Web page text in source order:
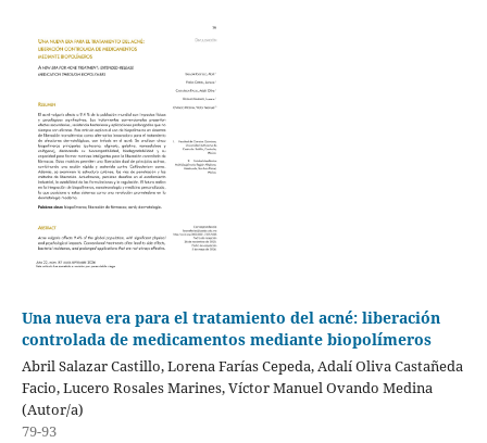
Una nueva era para el tratamiento del acné: liberación
controlada de medicamentos mediante biopolímeros
Abril Salazar Castillo, Lorena Farías Cepeda, Adalí Oliva Castañeda
Facio, Lucero Rosales Marines, Víctor Manuel Ovando Medina
(Autor/a)
79-93